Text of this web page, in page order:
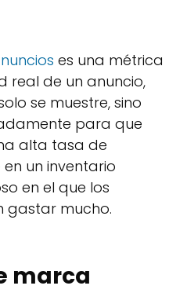
es una métrica
real de un anuncio,
se muestre, sino
para que
alta tasa de
un inventario
en el que los
gastar mucho.
marca